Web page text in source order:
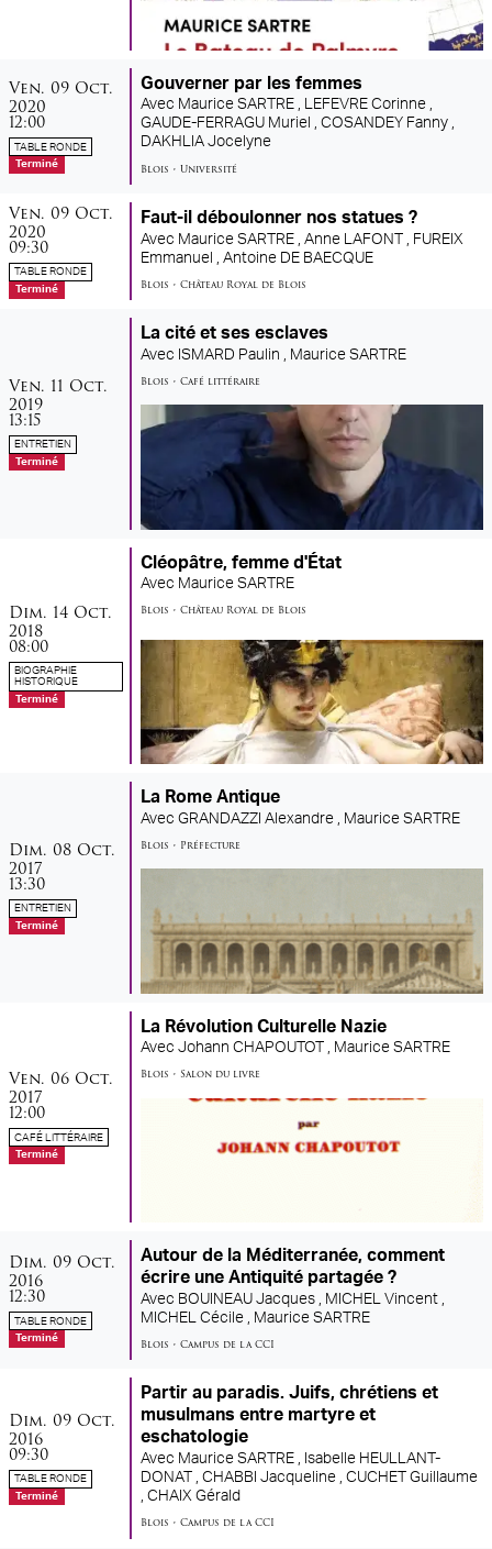
vendredi
Ven. 09 octobre
Oct.
2020
12:00
TABLE RONDE
Terminé
Gouverner par les femmes
Avec Maurice SARTRE , LEFEVRE Corinne ,
GAUDE-FERRAGU Muriel , COSANDEY Fanny ,
DAKHLIA Jocelyne
Blois • Université
vendredi
Ven. 09 octobre
Oct.
2020
09:30
TABLE RONDE
Terminé
Faut-il déboulonner nos statues ?
Avec Maurice SARTRE , Anne LAFONT ,
FUREIX
Emmanuel , Antoine DE BAECQUE
Blois • Château Royal de Blois
vendredi
Ven. 11 octobre
Oct.
2019
13:15
ENTRETIEN
Terminé
La cité et ses esclaves
Avec ISMARD Paulin ,
Maurice SARTRE
Blois • Café littéraire
dimanche
Dim. 14 octobre
Oct.
2018
08:00
BIOGRAPHIE
HISTORIQUE
Terminé
Cléopâtre, femme d'État
Avec Maurice SARTRE
Blois • Château Royal de Blois
dimanche
Dim. 08 octobre
Oct.
2017
13:30
ENTRETIEN
Terminé
La Rome Antique
Avec GRANDAZZI Alexandre ,
Maurice SARTRE
Blois • Préfecture
vendredi
Ven. 06 octobre
Oct.
2017
12:00
CAFÉ LITTÉRAIRE
Terminé
La Révolution Culturelle Nazie
Avec Johann CHAPOUTOT , Maurice SARTRE
Blois • Salon du livre
dimanche
Dim. 09 octobre
Oct.
2016
12:30
TABLE RONDE
Terminé
Autour de la Méditerranée, comment
écrire une Antiquité partagée ?
Avec BOUINEAU Jacques ,
MICHEL Vincent ,
MICHEL Cécile ,
Maurice SARTRE
Blois • Campus de la CCI
dimanche
Dim. 09 octobre
Oct.
2016
09:30
TABLE RONDE
Terminé
Partir au paradis. Juifs, chrétiens et
musulmans entre martyre et
eschatologie
Avec Maurice SARTRE , Isabelle HEULLANT-
DONAT , CHABBI Jacqueline , CUCHET Guillaume
, CHAIX Gérald
Blois • Campus de la CCI